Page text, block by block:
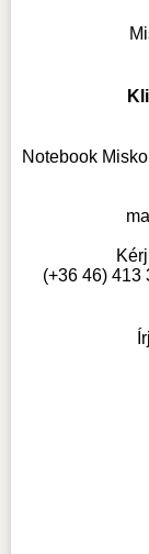
Notebook
(+36 46) 413